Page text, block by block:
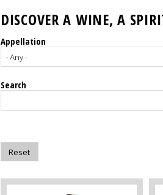
DISCOVER A WINE, A
Appellation
Search